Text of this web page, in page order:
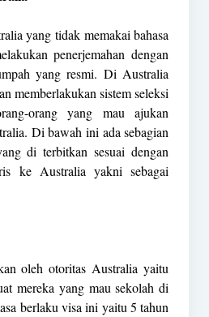
yang tidak memakai bahasa
penerjemahan dengan
yang resmi. Di Australia
memberlakukan sistem seleksi
orang yang mau ajukan
Di bawah ini ada sebagian
di terbitkan sesuai dengan
ke Australia yakni sebagai
oleh otoritas Australia yaitu
mereka yang mau sekolah di
berlaku visa ini yaitu 5 tahun